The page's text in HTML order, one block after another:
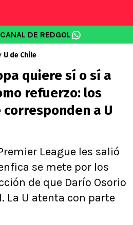
DE REDGOL
U de Chile
quiere sí o sí a
refuerzo: los
a U
League les salió
se mete por los
de que Darío Osorio
La U atenta con parte